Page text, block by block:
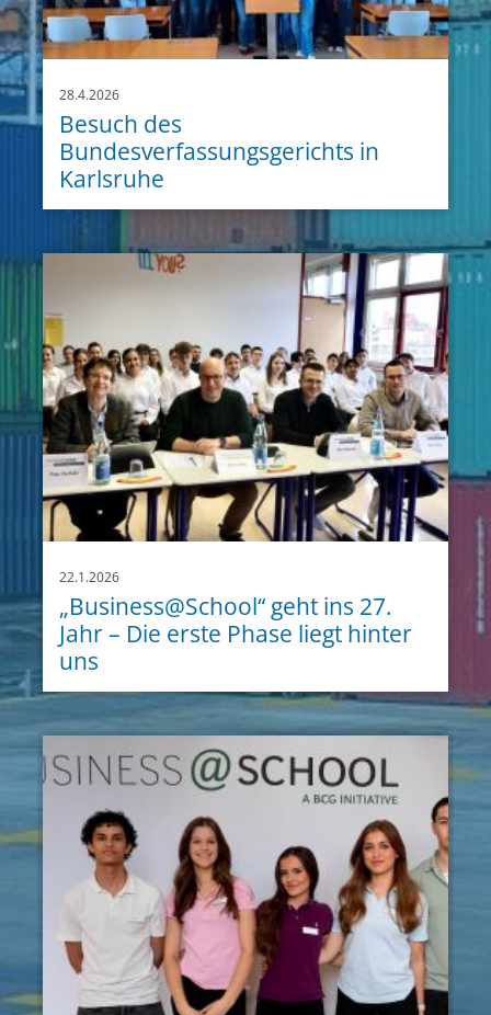
28.4.2026
Besuch des
Bundesverfassungsgerichts in
Karlsruhe
22.1.2026
„Business@School“ geht ins 27.
Jahr – Die erste Phase liegt hinter
uns